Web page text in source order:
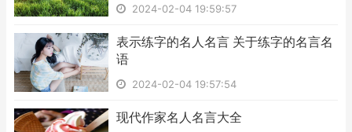
2024-02-04 19:59:57
​表示练字的名人名言 关于练字的名言名
语
2024-02-04 19:57:54
​现代作家名人名言大全